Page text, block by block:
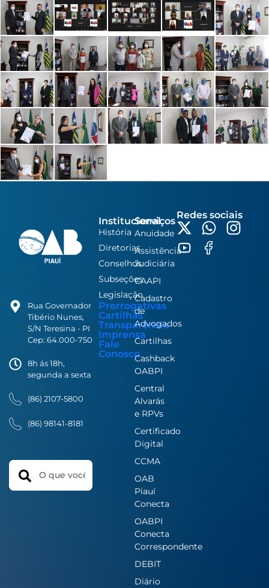
Rua Governador
Tibério Nunes,
S/N Teresina - PI
Cep: 64.000-750
8h ás 18h,
segunda a sexta
(86) 2107-5800
(86) 98141-8181
Search
Institucional
História
Diretorias
Conselhos
Subseções
Legislação
Prerrogativas
Cartilhas
Transparência
Imprensa
Fale
Conosco
Serviços
Anuidade
Assistência
Judiciária
CAAPI
Cadastro
de
Advogados
Cartilhas
Cashback
OABPI
Central
Alvarás
e RPVs
Certificado
Digital
CCMA
OAB
Piauí
Conecta
OABPI
Conecta
Correspondente
DEBIT
Diário
Redes sociais